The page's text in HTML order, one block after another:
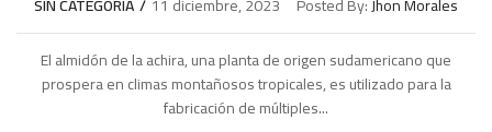
El almidón de la achira, una planta de origen sudamericano que
prospera en climas montañosos tropicales, es utilizado para la
fabricación de múltiples...